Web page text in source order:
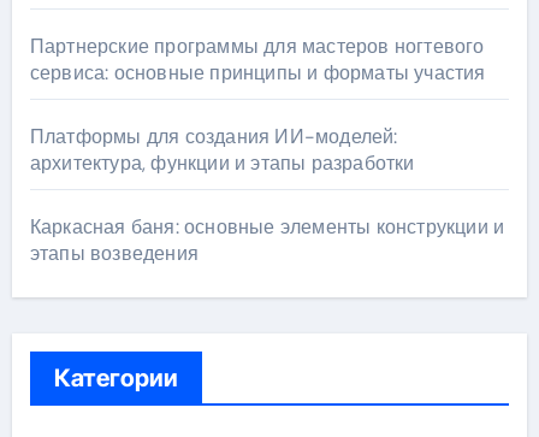
Партнерские программы для мастеров ногтевого
сервиса: основные принципы и форматы участия
Платформы для создания ИИ-моделей:
архитектура, функции и этапы разработки
Каркасная баня: основные элементы конструкции и
этапы возведения
Категории